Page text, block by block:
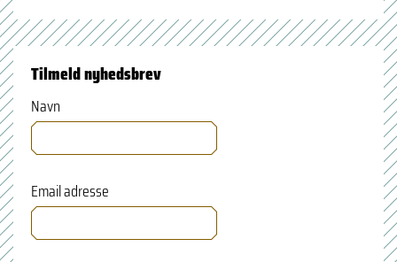
Tilmeld nyhedsbrev
Navn
Email adresse